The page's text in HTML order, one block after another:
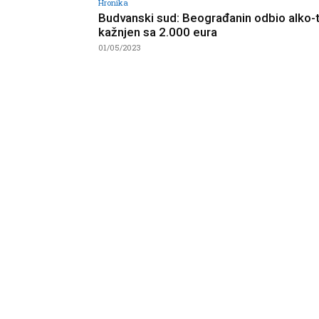
Hronika
Budvanski sud: Beograđanin odbio
kažnjen sa 2.000 eura
01/05/2023